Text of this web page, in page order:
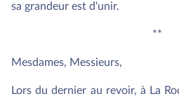
sa grandeur est d'unir.
**
Mesdames, Messieurs,
Lors du dernier au revoir, à La